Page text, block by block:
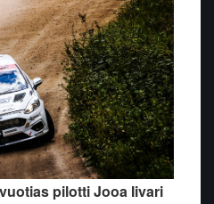
pilotti Jooa Iivari